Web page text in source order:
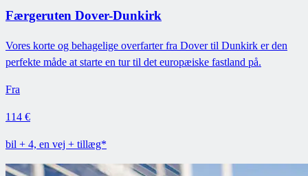
Færgeruten Dover-Dunkirk
Vores korte og behagelige overfarter fra Dover til Dunkirk er den
perfekte måde at starte en tur til det europæiske fastland på.
Fra
114 €
bil + 4, en vej + tillæg*